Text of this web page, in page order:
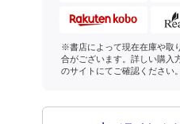
※書店によって現在在庫や取
合がございます。詳しい購入
のサイトにてご確認ください。